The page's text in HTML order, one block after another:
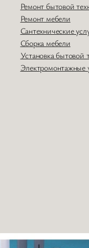
Ремонт бытовой
Ремонт мебели
Сантехнические
Сборка мебели
Установка бытовой
Электромонтажные